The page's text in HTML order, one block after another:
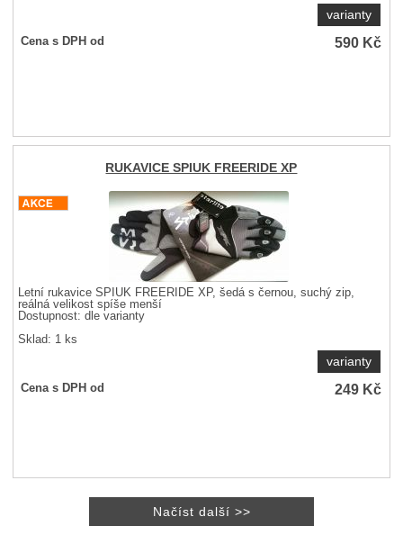
varianty
Cena s DPH od 590 Kč
RUKAVICE SPIUK FREERIDE XP
Letní rukavice SPIUK FREERIDE XP, šedá s černou, suchý zip,
reálná velikost spíše menší
Dostupnost:dle varianty
Sklad: 1 ks
varianty
Cena s DPH od 249 Kč